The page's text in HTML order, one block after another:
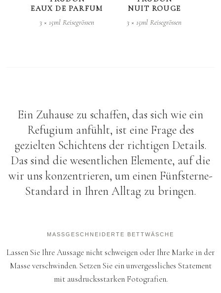
EAUX DE PARFUM
3 × 15ml Reisegrössen
NUIT ROUGE
3 × 15ml Reisegrössen
Ein Zuhause zu schaffen, das sich wie ein
Refugium anfühlt, ist eine Frage des
gezielten Schichtens der richtigen Details.
Das sind die wesentlichen Elemente, auf die
wir uns konzentrieren, um einen Fünfsterne-
Standard in Ihren Alltag zu bringen.
MASSGESCHNEIDERTE BETTWÄSCHE
Lassen Sie Ihre Aussage nicht schweigen oder Ihre Marke in der
Masse verschwinden. Setzen Sie ein unvergessliches Statement
mit ausdrucksstarken Fotografien.